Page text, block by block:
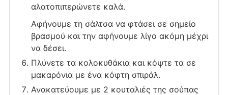
αλατοπιπερώνετε καλά.
Αφήνουμε τη σάλτσα να φτάσει σε σημείο
βρασμού και την αφήνουμε λίγο ακόμη μέχρι
να δέσει.
Πλύνετε τα κολοκυθάκια και κόψτε τα σε
μακαρόνια με ένα κόφτη σπιράλ.
Ανακατεύουμε με 2 κουταλιές της σούπας